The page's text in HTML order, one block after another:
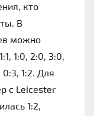
кто
В
можно
1:0, 2:0, 3:0,
1:2. Для
с Leicester
1:2,